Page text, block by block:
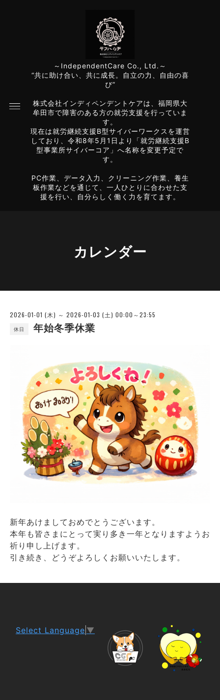
～IndependentCare Co., Ltd.～
“共に助け合い、共に成長。自立の力、自由の喜
び”
株式会社インディペンデントケアは、福岡県大
牟田市で障害のある方の就労支援を行っていま
す。
現在は就労継続支援B型サイバーワークスを運営
しており、令和8年5月1日より「就労継続支援B
型事業所サイバーコア」へ名称を変更予定で
す。
PC作業、データ入力、クリーニング作業、養生
板作業などを通じて、一人ひとりに合わせた支
援を行い、自分らしく働く力を育てます。
カレンダー
2026-01-01 (木) ～ 2026-01-03 (土) 00:00～23:55
休日 年始冬季休業
新年あけましておめでとうございます。
本年も皆さまにとって実り多き一年となりますようお
祈り申し上げます。
引き続き、どうぞよろしくお願いいたします。
Select Language ▼